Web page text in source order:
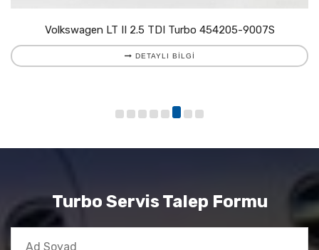
Volkswagen LT II 2.5 TDI Turbo 454205-9007S
DETAYLI BILGI
Turbo Servis Talep Formu